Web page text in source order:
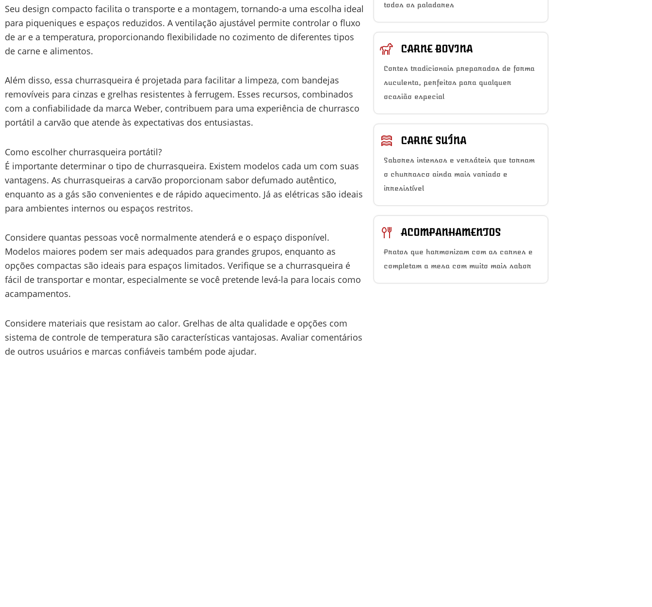
Seu design compacto facilita o transporte e a montagem, tornando-a uma escolha ideal
para piqueniques e espaços reduzidos. A ventilação ajustável permite controlar o fluxo
de ar e a temperatura, proporcionando flexibilidade no cozimento de diferentes tipos
de carne e alimentos.
Além disso, essa churrasqueira é projetada para facilitar a limpeza, com bandejas
removíveis para cinzas e grelhas resistentes à ferrugem. Esses recursos, combinados
com a confiabilidade da marca Weber, contribuem para uma experiência de churrasco
portátil a carvão que atende às expectativas dos entusiastas.
Como escolher churrasqueira portátil?
É importante determinar o tipo de churrasqueira. Existem modelos cada um com suas
vantagens. As churrasqueiras a carvão proporcionam sabor defumado autêntico,
enquanto as a gás são convenientes e de rápido aquecimento. Já as elétricas são ideais
para ambientes internos ou espaços restritos.
Considere quantas pessoas você normalmente atenderá e o espaço disponível.
Modelos maiores podem ser mais adequados para grandes grupos, enquanto as
opções compactas são ideais para espaços limitados. Verifique se a churrasqueira é
fácil de transportar e montar, especialmente se você pretende levá-la para locais como
acampamentos.
Considere materiais que resistam ao calor. Grelhas de alta qualidade e opções com
sistema de controle de temperatura são características vantajosas. Avaliar comentários
de outros usuários e marcas confiáveis também pode ajudar.
todos os paladares
CARNE BOVINA
Cortes tradicionais preparados de forma
suculenta, perfeitos para qualquer
ocasião especial
CARNE SUÍNA
Sabores intensos e versáteis que tornam
o churrasco ainda mais variado e
irresistível
ACOMPANHAMENTOS
Pratos que harmonizam com as carnes e
completam a mesa com muito mais sabor